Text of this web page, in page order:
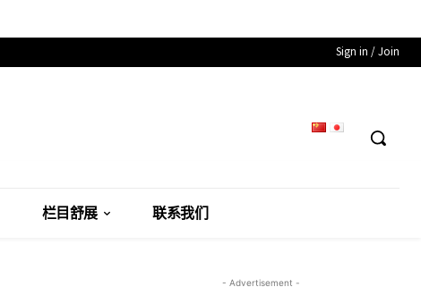
Sign in / Join
栏目舒展 联系我们
- Advertisement -